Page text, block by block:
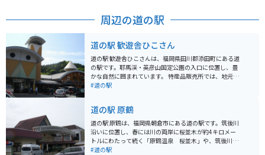
周辺の道の駅
道の駅 歓遊舎ひこさん
道の駅 歓遊舎ひこさんは、福岡県田川郡添田町にある道
の駅です。耶馬渓・英彦山国定公園の入口に位置し、豊
かな自然に囲まれています。 特産品販売所では、地元で
採れた新鮮な野菜や果物、手作りの加工品などが販売さ
辺の観光スポットやイベント情報を入手することができ
ます。 バイクで訪れる場合、道の駅には広い駐車場が完
備されているので安心です。耶馬渓周辺は、四季折々の
美しい景色を楽しめるワインディングロードが続く人気
のツーリングスポットです。道の駅 歓遊舎ひこさんは、
#道の駅
道の駅 原鶴
道の駅 原鶴は、福岡県朝倉市にある道の駅です。筑後川
沿いに位置し、春には川の両岸に桜並木が約4キロメー
トルにわたって続く「原鶴温泉 桜並木」や、筑後川の
雄大な流れを背景にそびえる奇岩「立羽田の景」など、
#道の駅